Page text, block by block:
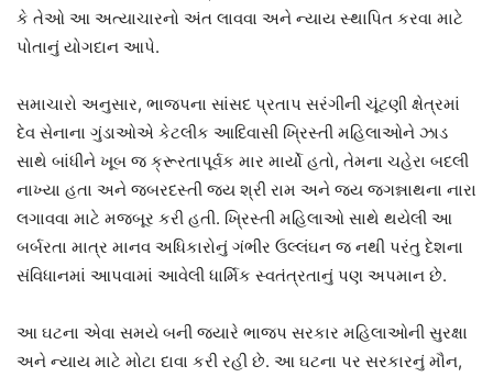
કે તેઓ આ અત્યાચારનો અંત લાવવા અને ન્યાય સ્થાપિત કરવા માટે
પોતાનું યોગદાન આપે.
સમાચારો અનુસાર, ભાજપના સાંસદ પ્રતાપ સરંગીની ચૂંટણી ક્ષેત્રમાં
દેવ સેનાના ગુંડાઓએ કેટલીક આદિવાસી ખ્રિસ્તી મહિલાઓને ઝાડ
સાથે બાંધીને ખૂબ જ ક્રૂરતાપૂર્વક માર માર્યો હતો, તેમના ચહેરા બદલી
નાખ્યા હતા અને જબરદસ્તી જય શ્રી રામ અને જય જગન્નાથના નારા
લગાવવા માટે મજબૂર કરી હતી. ખ્રિસ્તી મહિલાઓ સાથે થયેલી આ
બર્બરતા માત્ર માનવ અધિકારોનું ગંભીર ઉલ્લંઘન જ નથી પરંતુ દેશના
સંવિધાનમાં આપવામાં આવેલી ધાર્મિક સ્વતંત્રતાનું પણ અપમાન છે.
આ ઘટના એવા સમયે બની જ્યારે ભાજપ સરકાર મહિલાઓની સુરક્ષા
અને ન્યાય માટે મોટા દાવા કરી રહી છે. આ ઘટના પર સરકારનું મૌન,